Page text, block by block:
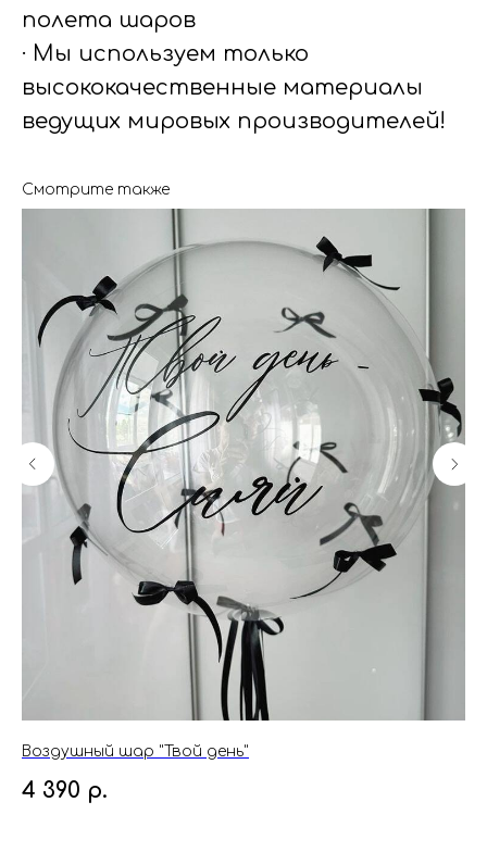
полета шаров
· Мы используем только
высококачественные материалы
ведущих мировых производителей!
Смотрите также
Воздушный шар "Твой день"
4 390 р.